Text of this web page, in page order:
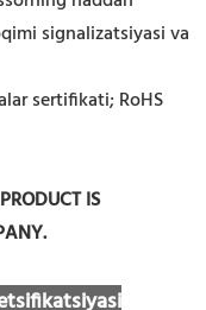
signalizatsiyasi va
sertifikati; RoHS
IS